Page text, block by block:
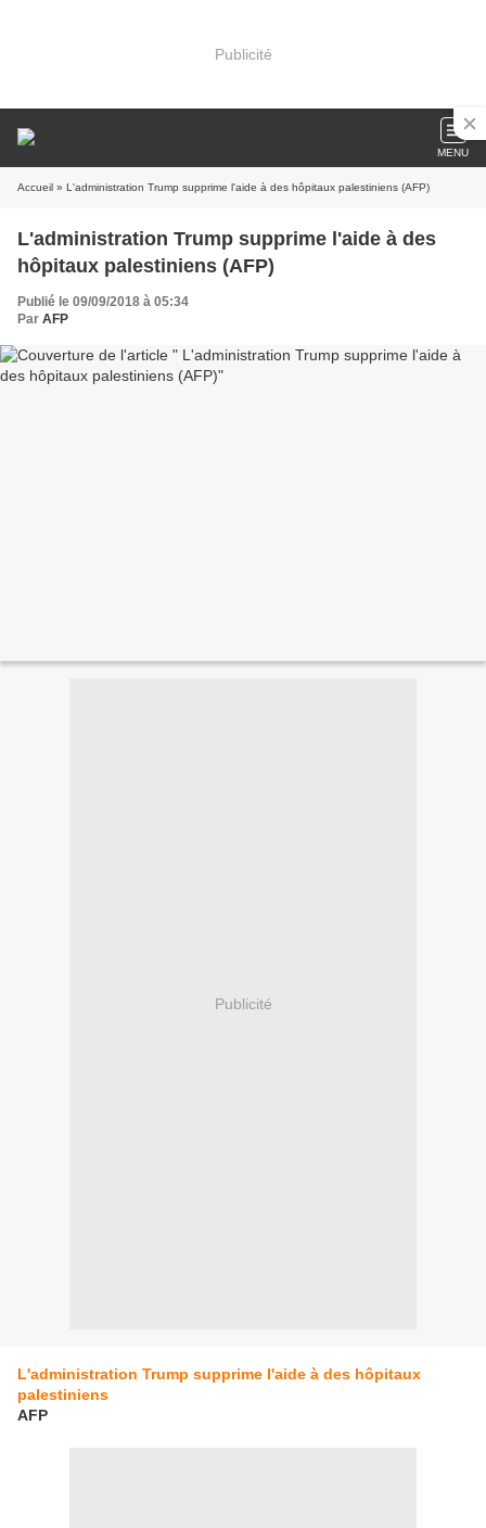
Publicité
MENU
Accueil » L'administration Trump supprime l'aide à des hôpitaux palestiniens (AFP)
L'administration Trump supprime l'aide à des
hôpitaux palestiniens (AFP)
Publié le 09/09/2018 à 05:34
Par AFP
Publicité
L'administration Trump supprime l'aide à des hôpitaux
palestiniens
AFP